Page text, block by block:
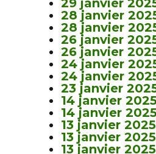
29 janvier
28 janvier
28 janvier
26 janvier
26 janvier
24 janvier
24 janvier
23 janvier
14 janvier
14 janvier
13 janvier
13 janvier
13 janvier